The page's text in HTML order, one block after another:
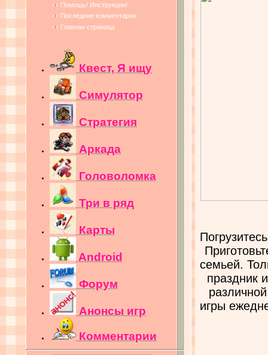
Помощь! Инструкции!
Последние комментарии
Главная страница
Квест, Я ищу
Симулятор
Стратегия
Аркада
Головоломка
Три в ряд
Карты
Android
Форум
Анонсы игр
Комментарии
семьей.
праздник
игры